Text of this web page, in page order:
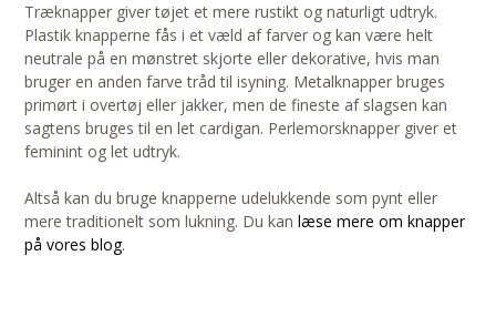
Træknapper giver tøjet et mere rustikt og naturligt udtryk.
Plastik knapperne fås i et væld af farver og kan være helt
neutrale på en mønstret skjorte eller dekorative, hvis man
bruger en anden farve tråd til isyning. Metalknapper bruges
primørt i overtøj eller jakker, men de fineste af slagsen kan
sagtens bruges til en let cardigan. Perlemorsknapper giver et
feminint og let udtryk.
Altså kan du bruge knapperne udelukkende som pynt eller
mere traditionelt som lukning. Du kan læse mere om knapper
på vores blog.